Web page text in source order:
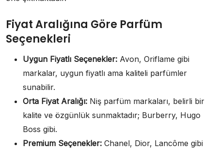
Fiyat Aralığına Göre Parfüm
Seçenekleri
Uygun Fiyatlı Seçenekler: Avon, Oriflame gibi
markalar, uygun fiyatlı ama kaliteli parfümler
sunabilir.
Orta Fiyat Aralığı: Niş parfüm markaları, belirli bir
kalite ve özgünlük sunmaktadır; Burberry, Hugo
Boss gibi.
Premium Seçenekler: Chanel, Dior, Lancôme gibi